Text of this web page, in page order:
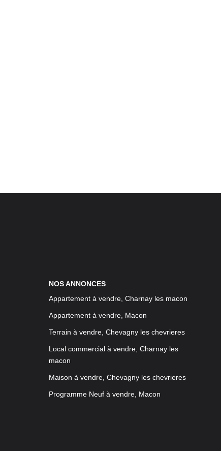
NOS ANNONCES
Appartement à vendre, Charnay les macon
Appartement à vendre, Macon
Terrain à vendre, Chevagny les chevrieres
Local commercial à vendre, Charnay les
macon
Maison à vendre, Chevagny les chevrieres
Programme Neuf à vendre, Macon